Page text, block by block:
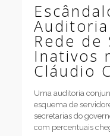
Rede de
Inativos
Cláudio
Uma auditoria
esquema de
secretarias do
com percentuais